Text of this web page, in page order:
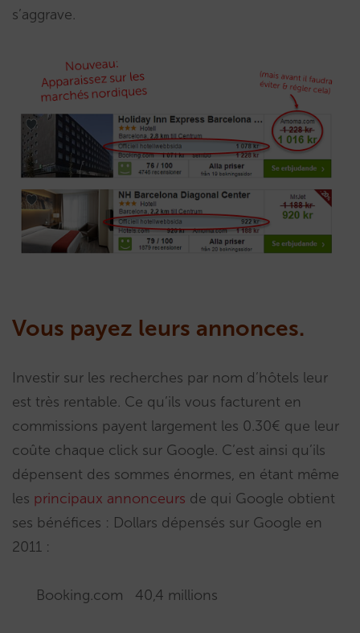
s’aggrave.
Vous payez leurs annonces.
Investir sur les recherches par nom d’hôtels leur
est très rentable. Ce qu’ils vous facturent en
commissions payent largement les 0.30€ que leur
coûte chaque click sur Google. C’est ainsi qu’ils
dépensent des sommes énormes, en étant même
les principaux annonceurs de qui Google obtient
ses bénéfices : Dollars dépensés sur Google en
2011 :
Booking.com 40,4 millions